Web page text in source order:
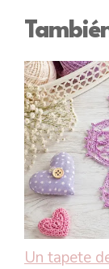
Un tapete